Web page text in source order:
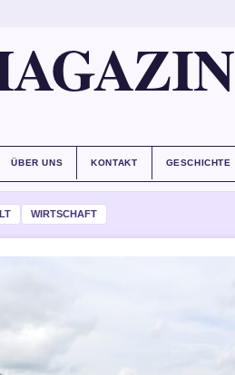
ÜBER UNS KONTAKT GESCHICHTE
WIRTSCHAFT